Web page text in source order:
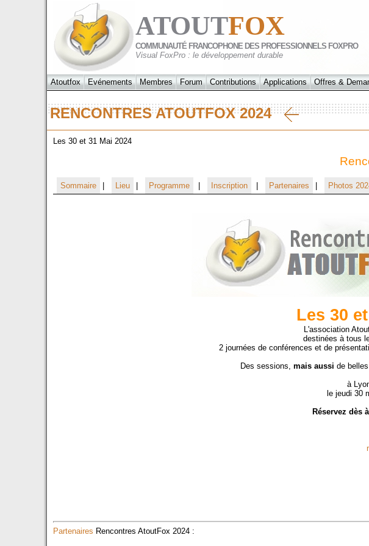
ATOUTFOX
COMMUNAUTÉ FRANCOPHONE DES PROFESSIONNELS FOXPRO
Visual FoxPro : le développement durable
Atoutfox Evénements Membres Forum Contributions Applications Offres &
RENCONTRES ATOUTFOX 2024
Les 30 et 31 Mai 2024
Sommaire Lieu Programme Inscription Partenaires Photos
Les 30
L'association
destinées à tous
2 journées de conférences et de
Des sessions, mais aussi de
à
le jeudi 30
Réservez dès
Partenaires Rencontres AtoutFox 2024 :